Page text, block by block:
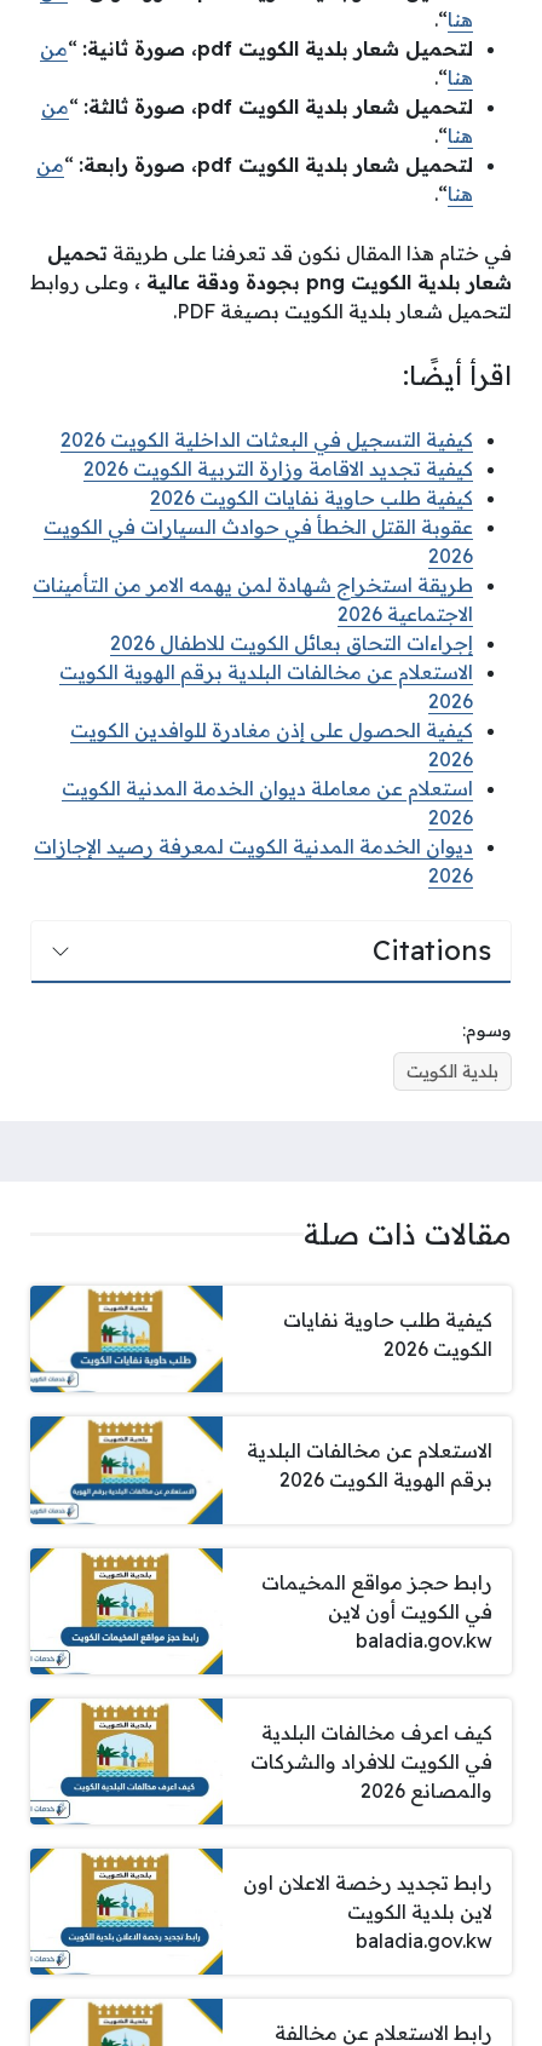
هنا“.
لتحميل شعار بلدية الكويت pdf، صورة ثانية: “من
هنا“.
لتحميل شعار بلدية الكويت pdf، صورة ثالثة: “من
هنا“.
لتحميل شعار بلدية الكويت pdf، صورة رابعة: “من
هنا“.
في ختام هذا المقال نكون قد تعرفنا على طريقة تحميل
شعار بلدية الكويت png بجودة ودقة عالية ، وعلى روابط
لتحميل شعار بلدية الكويت بصيغة PDF.
اقرأ أيضًا:
كيفية التسجيل في البعثات الداخلية الكويت 2026
كيفية تجديد الاقامة وزارة التربية الكويت 2026
كيفية طلب حاوية نفايات الكويت 2026
عقوبة القتل الخطأ في حوادث السيارات في الكويت
2026
طريقة استخراج شهادة لمن يهمه الامر من التأمينات
الاجتماعية 2026
إجراءات التحاق بعائل الكويت للاطفال 2026
الاستعلام عن مخالفات البلدية برقم الهوية الكويت
2026
كيفية الحصول على إذن مغادرة للوافدين الكويت
2026
استعلام عن معاملة ديوان الخدمة المدنية الكويت
2026
ديوان الخدمة المدنية الكويت لمعرفة رصيد الإجازات
2026
Citations
وسوم:
بلدية الكويت
مقالات ذات صلة
كيفية طلب حاوية نفايات
الكويت 2026
الاستعلام عن مخالفات البلدية
برقم الهوية الكويت 2026
رابط حجز مواقع المخيمات
في الكويت أون لاين
baladia.gov.kw
كيف اعرف مخالفات البلدية
في الكويت للافراد والشركات
والمصانع 2026
رابط تجديد رخصة الاعلان اون
لاين بلدية الكويت
baladia.gov.kw
رابط الاستعلام عن مخالفة